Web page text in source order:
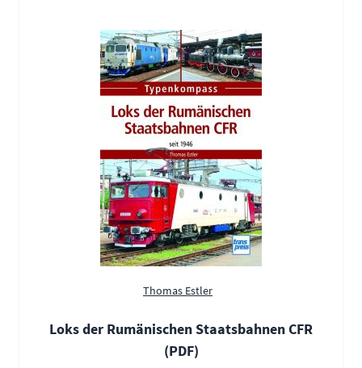
Thomas Estler
Loks der Rumänischen Staatsbahnen CFR
(PDF)